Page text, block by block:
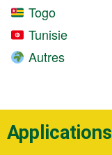
Togo
Tunisie
Autres